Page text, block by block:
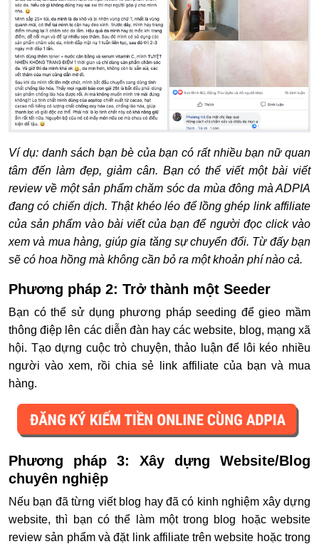
Ví dụ: danh sách bạn bè của bạn có rất nhiều bạn nữ quan
tâm đến làm đẹp, giảm cân. Bạn có thể viết một bài viết
review về một sản phẩm chăm sóc da mùa đông mà ADPIA
đang có chiến dịch. Thật khéo léo để lồng ghép link affiliate
của sản phẩm vào bài viết của bạn để người đọc click vào
xem và mua hàng, giúp gia tăng sự chuyển đổi. Từ đấy bạn
sẽ có hoa hồng mà không cần bỏ ra một khoản phí nào cả.
Phương pháp 2: Trở thành một Seeder
Bạn có thể sử dụng phương pháp seeding để gieo mầm
thông điệp lên các diễn đàn hay các website, blog, mạng xã
hội. Tạo dựng cuộc trò chuyện, thảo luận để lôi kéo nhiều
người vào xem, rồi chia sẻ link affiliate của bạn và mua
hàng.
Phương pháp 3: Xây dựng Website/Blog
chuyên nghiệp
Nếu bạn đã từng viết blog hay đã có kinh nghiệm xây dựng
website, thì bạn có thể làm một trong blog hoặc website
review sản phẩm và đặt link affiliate trên website hoặc trong